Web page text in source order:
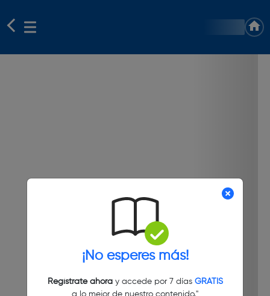
¡No esperes más!
Regístrate ahoray accede por 7 días GRATIS
a lo mejor de nuestro contenido."